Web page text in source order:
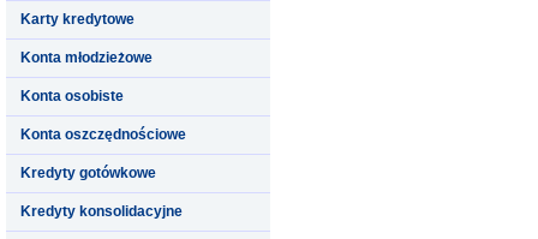
Karty kredytowe
Konta młodzieżowe
Konta osobiste
Konta oszczędnościowe
Kredyty gotówkowe
Kredyty konsolidacyjne